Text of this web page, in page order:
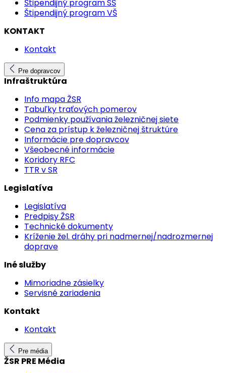
Štipendijný program SŠ
Štipendijný program VŠ
KONTAKT
Kontakt
Pre dopravcov
Infraštruktúra
Info mapa ŽSR
Tabuľky traťových pomerov
Podmienky používania železničnej siete
Cena za prístup k železničnej štruktúre
Informácie pre dopravcov
Všeobecné informácie
Koridory RFC
TTR v SR
Legislatíva
Legislatíva
Predpisy ŽSR
Technické dokumenty
Kríženie žel. dráhy pri nadmernej/nadrozmernej
doprave
Iné služby
Mimoriadne zásielky
Servisné zariadenia
Kontakt
Kontakt
Pre média
ŽSR PRE Média